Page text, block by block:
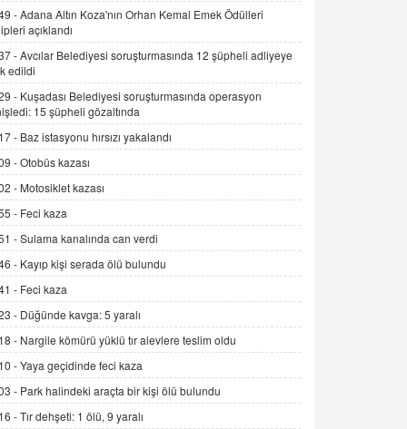
SEHER EREK
Kış Ayları Geldi, Hangi Önlemler
Alınmalı?
İNCİ GÜL AKÖL
Trump Keşke Adana'yı da Ziyaret Etse...
06.07.2026 13:00
ADEM AKÖL
Esed Destekçilerinin Yüzüne Vurulan
Şamar: Sednaya
11.12.2024 12:30
DR. EKREM ASLAN
Gerçek Ne, Algı Ne? "Beraber
Yürüyoruz" Cümlesinin Peşinden
19.07.2025 12:45
GÖNÜL MENEKŞE
Şifacının Yolu
04.11.2025 12:56
-Adana Altın Koza'nın Orhan Kemal Emek Ödülleri
açıklandı
-Avcılar Belediyesi soruşturmasında 12 şüpheli adliyeye
edildi
- Kuşadası Belediyesi soruşturmasında operasyon
15 şüpheli gözaltında
- Baz istasyonu hırsızı yakalandı
-Otobüs kazası
- Motosiklet kazası
- Feci kaza
-Sulama kanalında can verdi
- Kayıp kişi serada ölü bulundu
- Feci kaza
- Düğünde kavga: 5 yaralı
- Nargile kömürü yüklü tır alevlere teslim oldu
-Yaya geçidinde feci kaza
- Park halindeki araçta bir kişi ölü bulundu
-Tır dehşeti: 1 ölü, 9 yaralı